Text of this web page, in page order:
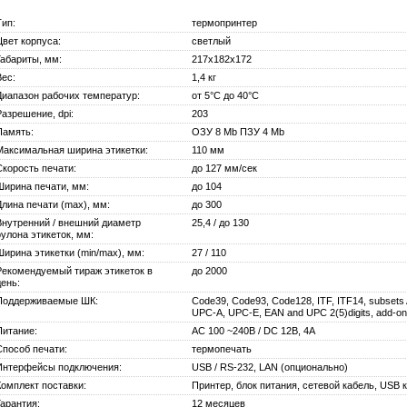
термопринтер
корпуса:
светлый
мм:
217x182x172
1,4 кг
рабочих температур:
от 5°C до 40°C
dpi:
203
ОЗУ 8 Mb ПЗУ 4 Mb
ширина этикетки:
110 мм
печати:
до 127 мм/сек
печати, мм:
до 104
печати (max), мм:
до 300
/ внешний диаметр
этикеток, мм:
25,4 / до 130
этикетки (min/max), мм:
27 / 110
тираж этикеток в
до 2000
ШК:
Code39, Code93, Code128, ITF, ITF14,
UPC-A, UPC-E, EAN and UPC 2(5)digits, add-
AC 100 ~240В / DC 12В, 4A
печати:
термопечать
подключения:
USB / RS-232, LAN (опционально)
поставки:
Принтер, блок питания, сетевой кабель, USB
12 месяцев